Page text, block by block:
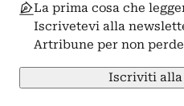
© 2011-2026 ARTRIBUNE srl –
00186 Roma - P.I. 11381581005
Privacy: Responsabile della
ARTRIBUNE srl – Corso Vittorio
Termini e condizioniPrivacy Policy
La prima cosa che
Iscrivetevi alla
Artribune per non
Iscriviti